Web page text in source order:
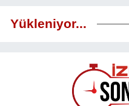
Yükleniyor...